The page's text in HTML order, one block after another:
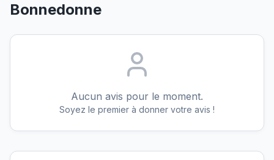
Bonnedonne
Aucun avis pour le moment.
Soyez le premier à donner votre avis !